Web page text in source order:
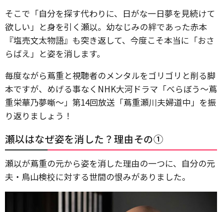
そこで「自分を探す代わりに、日がな一日夢を見続けて
欲しい」と身を引く瀬以。幼なじみの絆であった赤本
『塩売文太物語』も突き返して、今度こそ本当に「おさ
らばえ」と姿を消します。
毎度ながら蔦重と視聴者のメンタルをゴリゴリと削る脚
本ですが、めげる事なくNHK大河ドラマ「べらぼう～蔦
重栄華乃夢噺～」第14回放送「蔦重瀬川夫婦道中」を振
り返りましょう！
瀬以はなぜ姿を消した？理由その①
瀬以が蔦重の元から姿を消した理由の一つに、自分の元
夫・鳥山検校に対する世間の恨みがありました。